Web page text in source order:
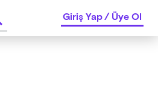
Giriş Yap/Üye Ol